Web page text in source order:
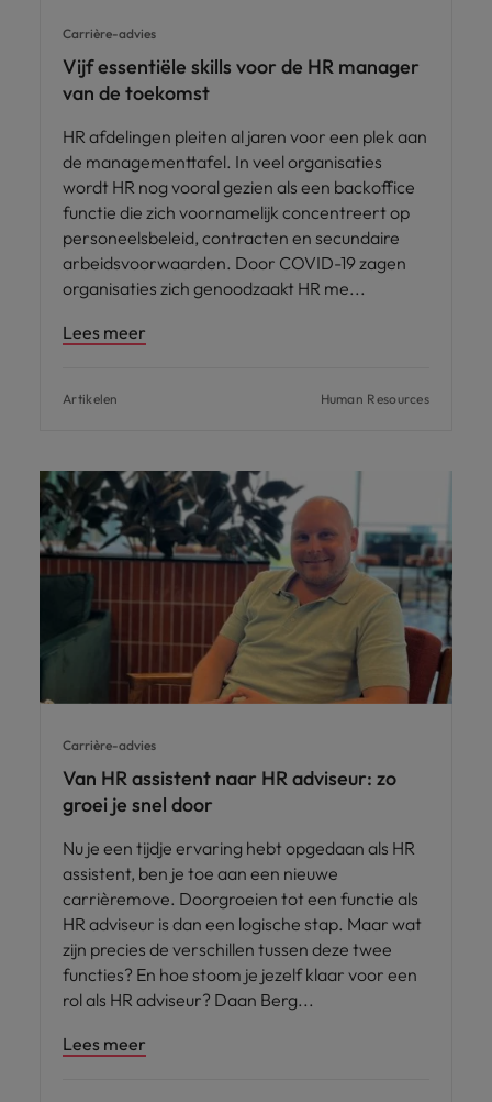
Carrière-advies
Vijf essentiële skills voor de HR manager
van de toekomst
HR afdelingen pleiten al jaren voor een plek aan
de managementtafel. In veel organisaties
wordt HR nog vooral gezien als een backoffice
functie die zich voornamelijk concentreert op
personeelsbeleid, contracten en secundaire
arbeidsvoorwaarden. Door COVID-19 zagen
organisaties zich genoodzaakt HR me
Lees meer
Artikelen Human Resources
Carrière-advies
Van HR assistent naar HR adviseur: zo
groei je snel door
Nu je een tijdje ervaring hebt opgedaan als HR
assistent, ben je toe aan een nieuwe
carrièremove. Doorgroeien tot een functie als
HR adviseur is dan een logische stap. Maar wat
zijn precies de verschillen tussen deze twee
functies? En hoe stoom je jezelf klaar voor een
rol als HR adviseur? Daan Berg
Lees meer